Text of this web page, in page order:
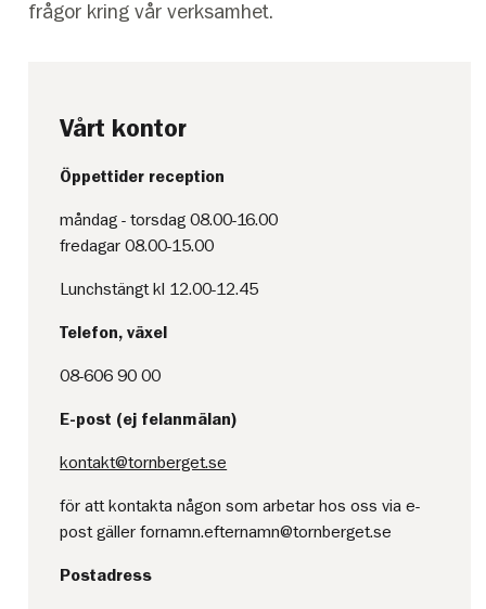
frågor kring vår verksamhet.
Vårt kontor
Öppettider reception
måndag - torsdag 08.00-16.00
fredagar 08.00-15.00
Lunchstängt kl 12.00-12.45
Telefon, växel
08-606 90 00
E-post (ej felanmälan)
kontakt@tornberget.se
för att kontakta någon som arbetar hos oss via e-
post gäller fornamn.efternamn@tornberget.se
Postadress